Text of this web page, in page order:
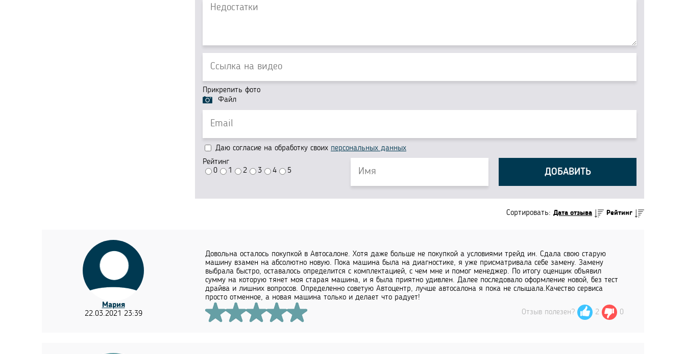
Прикрепить фото
Файл
Даю согласие на обработку своих персональных данных
Рейтинг
0
1 2 3 4 5 ДОБАВИТЬ
Сортировать: Дата отзыва Рейтинг
Мария
22.03.2021 23:39
Довольна осталось покупкой в Автосалоне. Хотя даже больше не покупкой а условиями трейд ин. Сдала свою старую
машину взамен на абсолютно новую. Пока машина была на диагностике, я уже присматривала себе замену. Замену
выбрала быстро, оставалось определится с комплектацией, с чем мне и помог менеджер. По итогу оценщик объявил
сумму на которую тянет моя старая машина, и я была приятно удивлен. Далее последовало оформление новой, без тест
драйва и лишних вопросов. Определенно советую Автоцентр, лучше автосалона я пока не слышала.Качество сервиса
просто отменное, а новая машина только и делает что радует!
Отзыв полезен?
2 0